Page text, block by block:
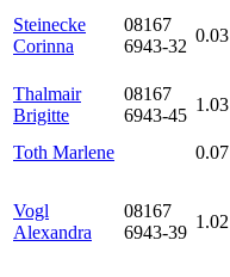
Steinecke
Corinna
08167
6943-32
0.03
Thalmair
Brigitte
08167
6943-45
1.03
Toth Marlene
0.07
Vogl
Alexandra
08167
6943-39
1.02